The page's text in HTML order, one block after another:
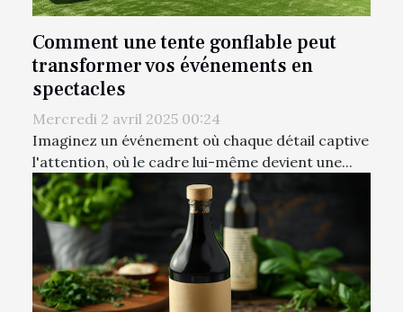
Comment une tente gonflable peut
transformer vos événements en
spectacles
Mercredi 2 avril 2025 00:24
Imaginez un événement où chaque détail captive
l'attention, où le cadre lui-même devient une...